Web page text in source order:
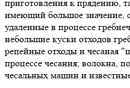
приготовления к прядению,
имеющий большое значение,
удаленные в процессе
небольшие куски отходов
репейные отходы и чесаная
процессе чесания; волокна,
чесальных машин и